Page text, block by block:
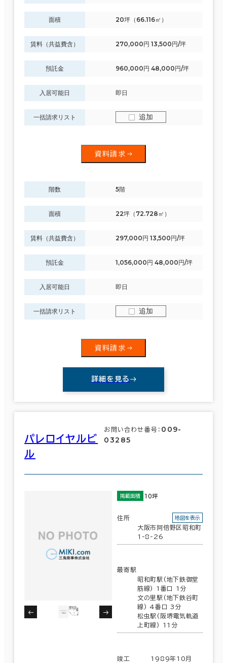
面積 20坪（66.116㎡）
賃料（共益費含） 270,000円 13,500円/坪
預託金 960,000円 48,000円/坪
入居可能日 即日
一括請求リスト 追加
資料請求
階数 5階
面積 22坪（72.728㎡）
賃料（共益費含） 297,000円 13,500円/坪
預託金 1,056,000円 48,000円/坪
入居可能日 即日
一括請求リスト 追加
資料請求
詳細を見る
パレロイヤルビ
ル
お問い合わせ番号： 009-
03285
掲載面積 10坪
住所
大阪市阿倍野区昭和町
1-8-26
地図を表示
最寄駅
昭和町駅(地下鉄御堂
筋線) 1番口 1分
文の里駅(地下鉄谷町
線) 4番口 3分
松虫駅(阪堺電気軌道
上町線) 11分
竣工 1989年10月